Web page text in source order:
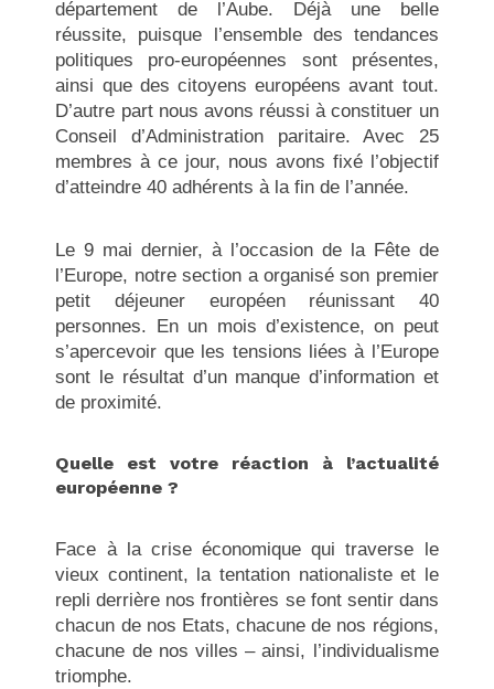
département de l’Aube. Déjà une belle
réussite, puisque l’ensemble des tendances
politiques pro-européennes sont présentes,
ainsi que des citoyens européens avant tout.
D’autre part nous avons réussi à constituer un
Conseil d’Administration paritaire. Avec 25
membres à ce jour, nous avons fixé l’objectif
d’atteindre 40 adhérents à la fin de l’année.
Le 9 mai dernier, à l’occasion de la Fête de
l’Europe, notre section a organisé son premier
petit déjeuner européen réunissant 40
personnes. En un mois d’existence, on peut
s’apercevoir que les tensions liées à l’Europe
sont le résultat d’un manque d’information et
de proximité.
Quelle est votre réaction à l’actualité
européenne ?
Face à la crise économique qui traverse le
vieux continent, la tentation nationaliste et le
repli derrière nos frontières se font sentir dans
chacun de nos Etats, chacune de nos régions,
chacune de nos villes – ainsi, l’individualisme
triomphe.